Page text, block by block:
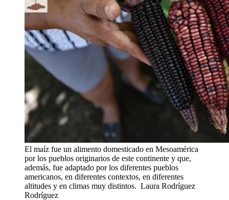
El maíz fue un alimento domesticado en Mesoamérica
por los pueblos originarios de este continente y que,
además, fue adaptado por los diferentes pueblos
americanos, en diferentes contextos, en diferentes
altitudes y en climas muy distintos. Laura Rodríguez
Rodríguez